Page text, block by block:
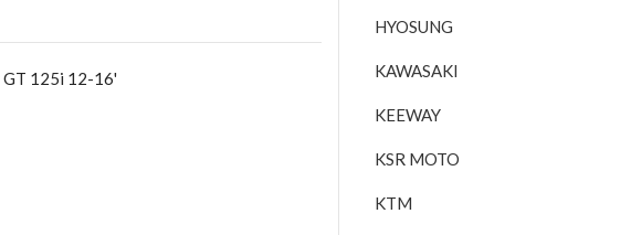
GT 125i 12-16'
HYOSUNG
KAWASAKI
KEEWAY
KSR MOTO
KTM